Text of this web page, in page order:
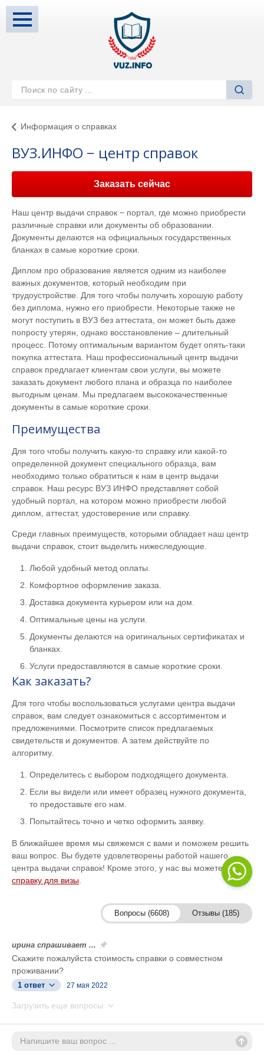
Информация о справках
ВУЗ.ИНФО − центр справок
Заказать сейчас
Наш центр выдачи справок − портал, где можно приобрести
различные справки или документы об образовании.
Документы делаются на официальных государственных
бланках в самые короткие сроки.
Диплом про образование является одним из наиболее
важных документов, который необходим при
трудоустройстве. Для того чтобы получить хорошую работу
без диплома, нужно его приобрести. Некоторые также не
могут поступить в ВУЗ без аттестата, он может быть даже
попросту утерян, однако восстановление – длительный
процесс. Потому оптимальным вариантом будет опять-таки
покупка аттестата. Наш профессиональный центр выдачи
справок предлагает клиентам свои услуги, вы можете
заказать документ любого плана и образца по наиболее
выгодным ценам. Мы предлагаем высококачественные
документы в самые короткие сроки.
Преимущества
Для того чтобы получить какую-то справку или какой-то
определенной документ специального образца, вам
необходимо только обратиться к нам в центр выдачи
справок. Наш ресурс ВУЗ ИНФО представляет собой
удобный портал, на котором можно приобрести любой
диплом, аттестат, удостоверение или справку.
Среди главных преимуществ, которыми обладает наш центр
выдачи справок, стоит выделить нижеследующие.
Любой удобный метод оплаты.
Комфортное оформление заказа.
Доставка документа курьером или на дом.
Оптимальные цены на услуги.
Документы делаются на оригинальных сертификатах и
бланках.
Услуги предоставляются в самые короткие сроки.
Как заказать?
Для того чтобы воспользоваться услугами центра выдачи
справок, вам следует ознакомиться с ассортиментом и
предложениями. Посмотрите список предлагаемых
свидетельств и документов. А затем действуйте по
алгоритму.
Определитесь с выбором подходящего документа.
Если вы видели или имеет образец нужного документа,
то предоставьте его нам.
Попытайтесь точно и четко оформить заявку.
В ближайшее время мы свяжемся с вами и поможем решить
ваш вопрос. Вы будете удовлетворены работой нашего
центра выдачи справок! Кроме этого, у нас вы можете купить
справку для визы
Вопросы (6608) Отзывы (185)
ирина спрашивает ...
Скажите пожалуйста стоимость справки о совместном
проживании?
1 ответ 27 мая 2022
Загрузить еще вопросы